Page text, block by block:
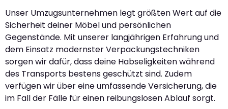
Unser Umzugsunternehmen legt größten Wert auf die
Sicherheit deiner Möbel und persönlichen
Gegenstände. Mit unserer langjährigen Erfahrung und
dem Einsatz modernster Verpackungstechniken
sorgen wir dafür, dass deine Habseligkeiten während
des Transports bestens geschützt sind. Zudem
verfügen wir über eine umfassende Versicherung, die
im Fall der Fälle für einen reibungslosen Ablauf sorgt.